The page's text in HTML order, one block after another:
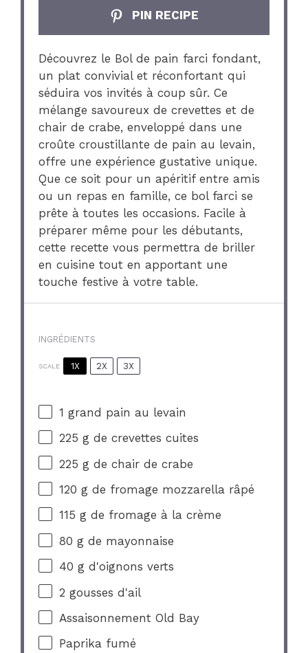
PIN RECIPE
Découvrez le Bol de pain farci fondant,
un plat convivial et réconfortant qui
séduira vos invités à coup sûr. Ce
mélange savoureux de crevettes et de
chair de crabe, enveloppé dans une
croûte croustillante de pain au levain,
offre une expérience gustative unique.
Que ce soit pour un apéritif entre amis
ou un repas en famille, ce bol farci se
prête à toutes les occasions. Facile à
préparer même pour les débutants,
cette recette vous permettra de briller
en cuisine tout en apportant une
touche festive à votre table.
INGRÉDIENTS
SCALE 1X 2X 3X
1 grand pain au levain
225 g de crevettes cuites
225 g de chair de crabe
120 g de fromage mozzarella râpé
115 g de fromage à la crème
80 g de mayonnaise
40 g d'oignons verts
2 gousses d'ail
Assaisonnement Old Bay
Paprika fumé